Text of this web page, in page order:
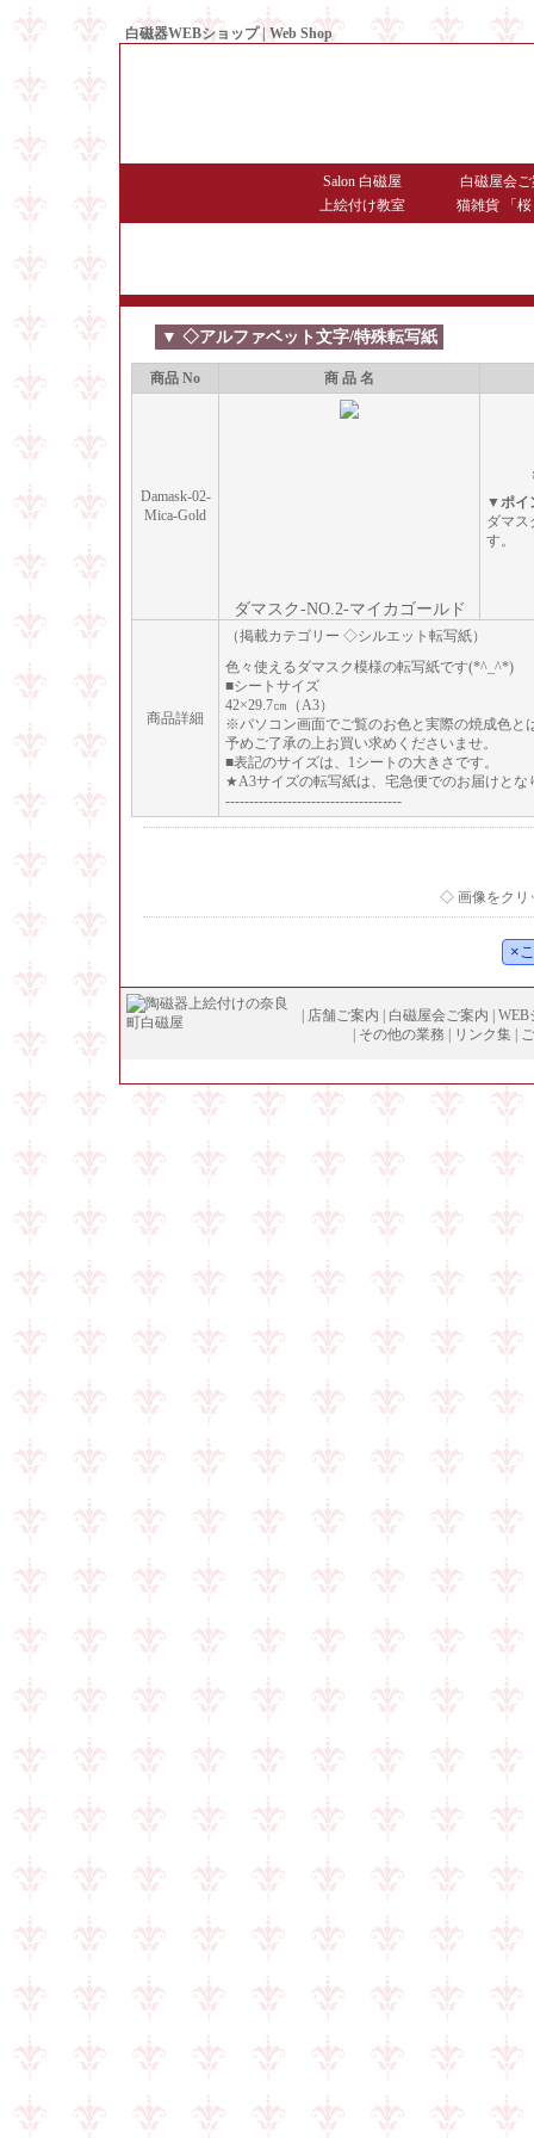
白磁器WEBショップ | Web Shop
Salon 白磁屋
白磁屋会
上絵付け教室
猫雑貨 「
▼ ◇アルファベット文字/特殊転写紙
商品 No 商 品 名
Damask-02-
Mica-Gold
ダマスク-NO.2-マイカゴールド
▼ポイ
ダマス
す。
商品詳細
（掲載カテゴリー ◇シルエット転写紙）
色々使えるダマスク模様の転写紙です(*^_^*)
■シートサイズ
42×29.7㎝（A3）
※パソコン画面でご覧のお色と実際の焼成色と
予めご了承の上お買い求めくださいませ。
■表記のサイズは、1シートの大きさです。
★A3サイズの転写紙は、宅急便でのお届けと
-------------------------------------
◇ 画像をクリ
店舗ご案内 白磁屋会ご案内
WEB
その他の業務 リンク集